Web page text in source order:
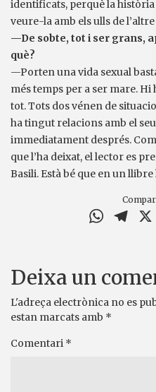
identificats, perquè la
veure-la amb els ulls de
—De sobte, tot i ser grans,
què?
—Porten una vida sexual
més temps per a ser mare. Hi
tot. Tots dos vénen de
ha tingut relacions amb el
immediatament després.
que l’ha deixat, el lector es
Basili. Està bé que en un
WhatsApp
Deixa un
L'adreça electrònica no es
estan marcats amb *
Comentari *